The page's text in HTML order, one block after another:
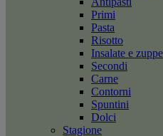
Primi
Pasta
Risotto
Insalate e zuppe
Secondi
Carne
Contorni
Spuntini
Dolci
Stagione